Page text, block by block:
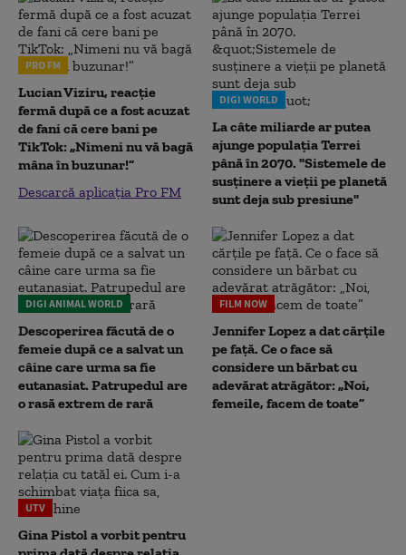
PRO FM
Lucian Viziru, reacție
fermă după ce a fost acuzat
de fani că cere bani pe
TikTok: „Nimeni nu vă bagă
mâna în buzunar!”
Descarcă aplicația Pro FM
DIGI WORLD
La câte miliarde ar putea
ajunge populația Terrei
până în 2070. "Sistemele de
susținere a vieții pe planetă
sunt deja sub presiune"
DIGI ANIMAL WORLD
Descoperirea făcută de o
femeie după ce a salvat un
câine care urma sa fie
eutanasiat. Patrupedul are
o rasă extrem de rară
FILM NOW
Jennifer Lopez a dat cărțile
pe față. Ce o face să
considere un bărbat cu
adevărat atrăgător: „Noi,
femeile, facem de toate”
UTV
Gina Pistol a vorbit pentru